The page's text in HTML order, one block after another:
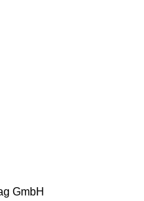
GmbH